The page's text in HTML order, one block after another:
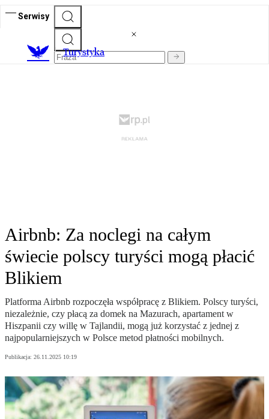
Serwisy
Turystyka
Airbnb: Za noclegi na całym
świecie polscy turyści mogą płacić
Blikiem
Platforma Airbnb rozpoczęła współpracę z Blikiem. Polscy turyści,
niezależnie, czy płacą za domek na Mazurach, apartament w
Hiszpanii czy willę w Tajlandii, mogą już korzystać z jednej z
najpopularniejszych w Polsce metod płatności mobilnych.
Publikacja: 26.11.2025 10:19